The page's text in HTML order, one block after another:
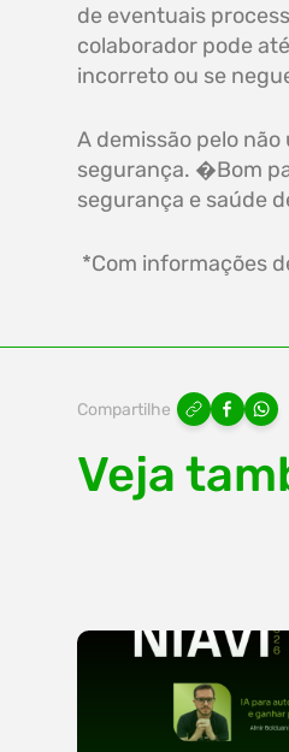
de eventuais
colaborador pode
incorreto ou se
A demissão pelo
segurança. �Bom
segurança e saúde
*Com informações
Compartilhe
Veja